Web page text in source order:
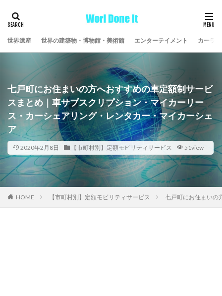
世界遺産 世界の建築物・博物館・美術館 エンターテイメント カーラ
七戸町にお住まいの方へおすすめの車定額制サービ
スまとめ｜車サブスクリプション・マイカーリー
ス・カーシェアリング・レンタカー・マイカーシェ
ア
2020年2月8日 【市町村別】定額モビリティサービス 51view
HOME 【市町村別】定額モビリティサービス 七戸町にお住まいの